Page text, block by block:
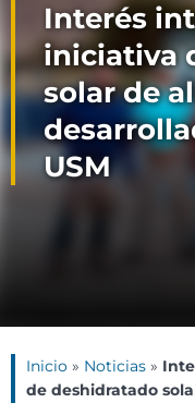
Interés
iniciativa
solar de
USM
Inicio » Noticias »
de deshidratado